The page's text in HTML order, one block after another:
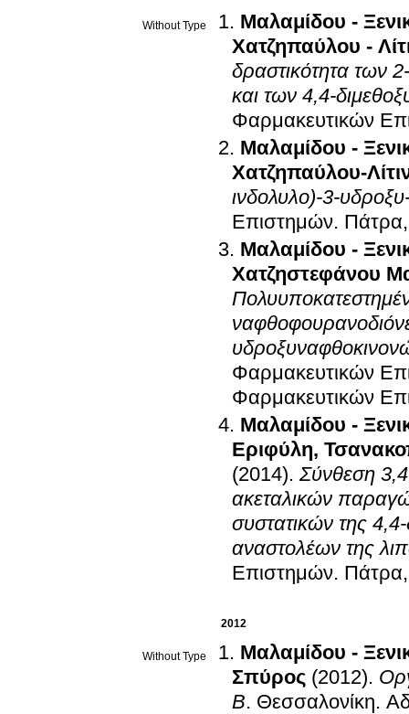
Without Type
Μαλαμίδου -
Χατζηπαύλου -
δραστικότητα των
και των 4,4-
Φαρμακευτικών
Μαλαμίδου -
Χατζηπαύλου-
ινδολυλο)-3-
Επιστημών.
Μαλαμίδου -
Χατζηστεφάνου
Φαρμακευτικών
Φαρμακευτικών
Μαλαμίδου -
Εριφύλη,
(2014). Σύνθεση
ακεταλικών
συστατικών της
αναστολέων της
Επιστημών.
2012
Without Type
Μαλαμίδου -
Σπύρος (2012).
Β. Θεσσαλονίκη.